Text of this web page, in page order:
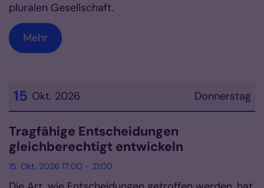
pluralen Gesellschaft.
Mehr
Donnerstag
15 Okt. 2026
Datum: 15. Oktober 2026
Tragfähige Entscheidungen
gleichberechtigt entwickeln
15. Okt. 2026 17:00 - 21:00